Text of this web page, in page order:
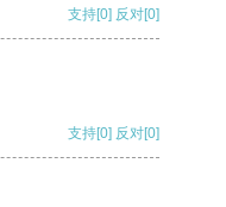
支持[0] 反对[0]
支持[0] 反对[0]